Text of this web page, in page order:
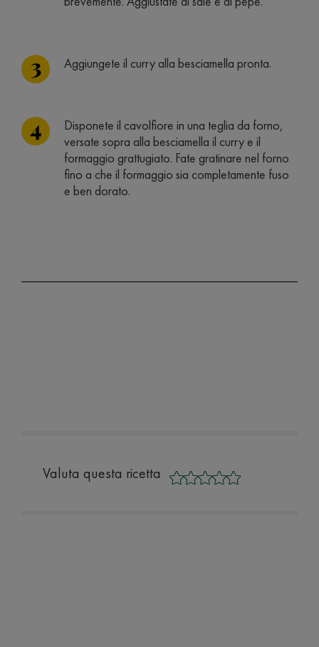
Aggiungete il curry alla besciamella pronta.
Disponete il cavolfiore in una teglia da forno,
versate sopra alla besciamella il curry e il
formaggio grattugiato. Fate gratinare nel forno
fino a che il formaggio sia completamente fuso
e ben dorato.
Valuta questa ricetta